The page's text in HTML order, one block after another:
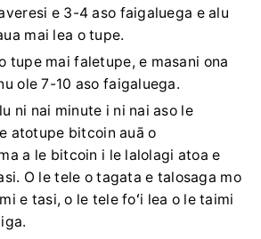
e 3-4 aso faigaluega e alu
mai lea o tupe.
tupe mai faletupe, e masani ona
ole 7-10 aso faigaluega.
ni nai minute i ni nai aso le
atotupe bitcoin auā o
a le bitcoin i le lalolagi atoa e
O le tele o tagata e talosaga mo
e tasi, o le tele foʻi lea o le taimi